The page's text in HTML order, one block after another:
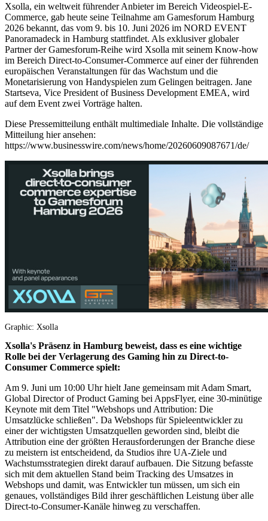
Xsolla, ein weltweit führender Anbieter im Bereich Videospiel-E-
Commerce, gab heute seine Teilnahme am Gamesforum Hamburg
2026 bekannt, das vom 9. bis 10. Juni 2026 im NORD EVENT
Panoramadeck in Hamburg stattfindet. Als exklusiver globaler
Partner der Gamesforum-Reihe wird Xsolla mit seinem Know-how
im Bereich Direct-to-Consumer-Commerce auf einer der führenden
europäischen Veranstaltungen für das Wachstum und die
Monetarisierung von Handyspielen zum Gelingen beitragen. Jane
Startseva, Vice President of Business Development EMEA, wird
auf dem Event zwei Vorträge halten.
Diese Pressemitteilung enthält multimediale Inhalte. Die vollständige
Mitteilung hier ansehen:
https://www.businesswire.com/news/home/20260609087671/de/
Graphic: Xsolla
Xsolla's Präsenz in Hamburg beweist, dass es eine wichtige
Rolle bei der Verlagerung des Gaming hin zu Direct-to-
Consumer Commerce spielt:
Am 9. Juni um 10:00 Uhr hielt Jane gemeinsam mit Adam Smart,
Global Director of Product Gaming bei AppsFlyer, eine 30-minütige
Keynote mit dem Titel "Webshops und Attribution: Die
Umsatzlücke schließen". Da Webshops für Spieleentwickler zu
einer der wichtigsten Umsatzquellen geworden sind, bleibt die
Attribution eine der größten Herausforderungen der Branche diese
zu meistern ist entscheidend, da Studios ihre UA-Ziele und
Wachstumsstrategien direkt darauf aufbauen. Die Sitzung befasste
sich mit dem aktuellen Stand beim Tracking des Umsatzes in
Webshops und damit, was Entwickler tun müssen, um sich ein
genaues, vollständiges Bild ihrer geschäftlichen Leistung über alle
Direct-to-Consumer-Kanäle hinweg zu verschaffen.